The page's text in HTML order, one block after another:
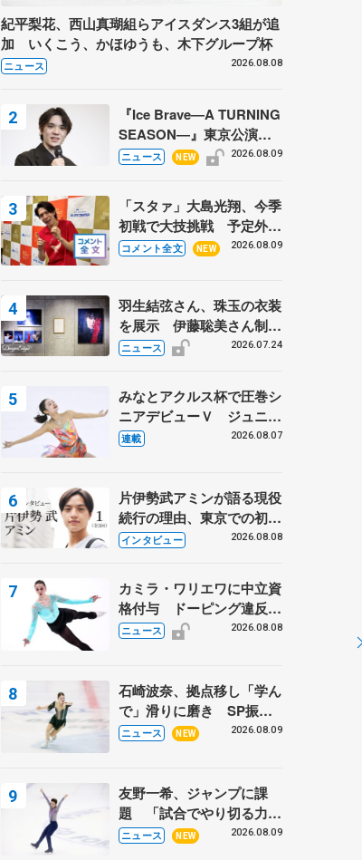
紀平梨花、西山真瑚組らアイスダンス3組が追
加 いくこう、かほゆうも、木下グループ杯
ニュース 2026.08.08
『Ice Brave―A TURNING
SEASON―』東京公演が
開幕、宇野昌磨の『Ice
る記事 5選
ニュース NEW 2026.08.09
「スタァ」大島光翔、今季
初戦で大技挑戦 予定外の
ジャンプを跳びたくなった
コメント全文 NEW 2026.08.09
羽生結弦さん、珠玉の衣装
を展示 伊藤聡美さん制作
の一点もの、矢口亨さんが
ニュース 2026.07.24
みなとアクルス杯で圧巻シ
ニアデビューＶ ジュニア
で４シーズン無敗の島田麻
連載 2026.08.07
片伊勢武アミンが語る現役
続行の理由、東京での初め
ての一人暮らし 注目スケ
インタビュー 2026.08.08
カミラ・ワリエワに中立資
格付与 ドーピング違反で
処分、アレクサンドラ・イ
ニュース 2026.08.08
石崎波奈、拠点移し「学ん
で」滑りに磨き SP振り
付けは鈴木明子さん
ニュース NEW 2026.08.09
友野一希、ジャンプに課
題 「試合でやり切る力詰
め切れていない」
ニュース NEW 2026.08.09